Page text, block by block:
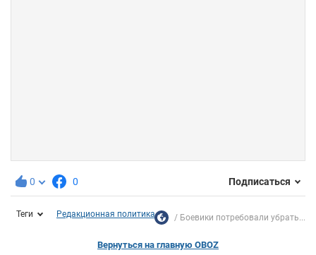
0 0 Подписаться
Теги Редакционная политика Боевики потребовали убрать...
Вернуться на главную OBOZ